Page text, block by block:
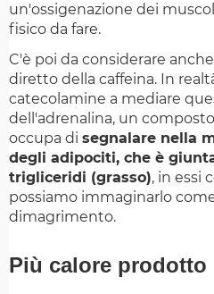
un'ossigenazione dei
fisico da fare.
C'è poi da considerare
diretto della caffeina. In
catecolamine a mediare
dell'adrenalina, un
occupa di segnalare nella
degli adipociti, che è
trigliceridi (grasso), in essi
possiamo immaginarlo
dimagrimento.
Più calore prodotto